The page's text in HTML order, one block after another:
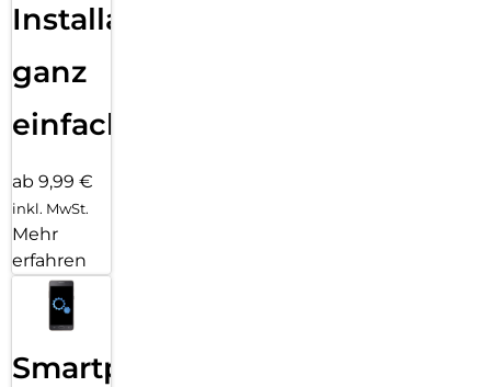
Installation
ganz
einfach
ab 9,99 €
inkl. MwSt.
Mehr
erfahren
Smartphone